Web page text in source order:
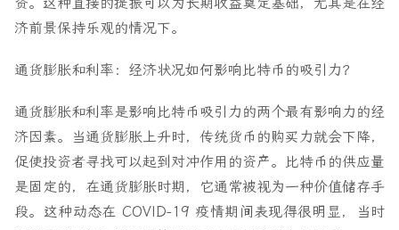
济前景保持乐观的情况下。
通货膨胀和利率：经济状况如何影响比特币的吸引力？
通货膨胀和利率是影响比特币吸引力的两个最有影响力的经
济因素。当通货膨胀上升时，传统货币的购买力就会下降，
促使投资者寻找可以起到对冲作用的资产。比特币的供应量
是固定的，在通货膨胀时期，它通常被视为一种价值储存手
段。这种动态在 COVID-19 疫情期间表现得很明显，当时